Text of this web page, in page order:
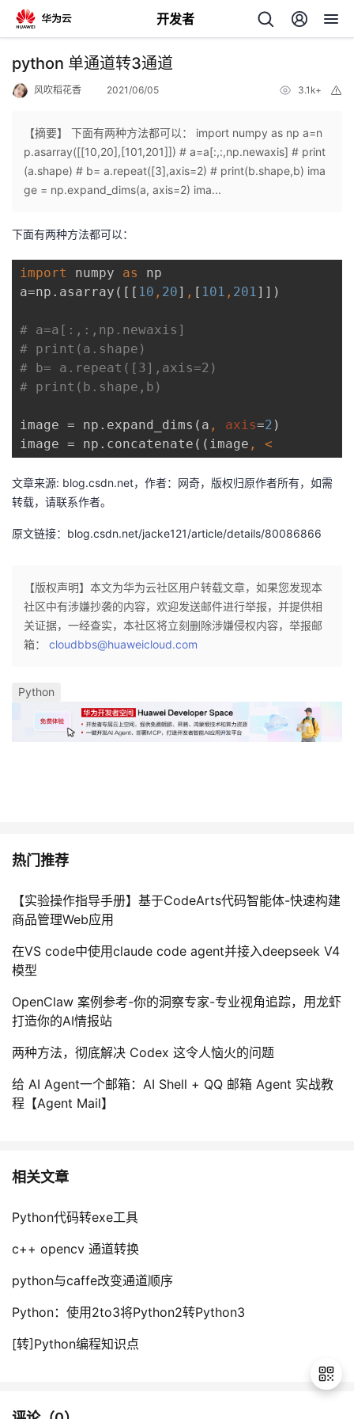
开发者
返
个
人
主
我
的
发
者
我
的
博
客
我
的
论
我
的
子
我
直
播
的
活
动
我
的
关
注
我
的
我
的
课
我
的
我
验
收
我
的
技
我
的
议
python 单通道转3通道
风吹稻花香 2021/06/05 3.1k+
【摘要】 下面有两种方法都可以： import numpy as np a=n
p.asarray([[10,20],[101,201]]) # a=a[:,:,np.newaxis] # print
(a.shape) # b= a.repeat([3],axis=2) # print(b.shape,b) ima
ge = np.expand_dims(a, axis=2) ima...
下面有两种方法都可以：
import numpy as np
a=np.asarray([[ 10 , 20] , [ 101 , 201]])
image = np.expand_dims(a , axis=2 )
image = np.concatenate((image , <
文章来源: blog.csdn.net，作者：网奇，版权归原作者所有，如需
转载，请联系作者。
原文链接：blog.csdn.net/jacke121/article/details/80086866
【版权声明】本文为华为云社区用户转载文章，如果您发现本
社区中有涉嫌抄袭的内容，欢迎发送邮件进行举报，并提供相
关证据，一经查实，本社区将立刻删除涉嫌侵权内容，举报邮
箱： cloudbbs@huaweicloud.com
Python
热门推荐
【实验操作指导手册】基于CodeArts代码智能体-快速构建
商品管理Web应用
在VS code中使用claude code agent并接入deepseek V4
模型
OpenClaw 案例参考-你的洞察专家-专业视角追踪，用龙虾
打造你的AI情报站
两种方法，彻底解决 Codex 这令人恼火的问题
给 AI Agent一个邮箱：AI Shell + QQ 邮箱 Agent 实战教
程【Agent Mail】
相关文章
Python代码转exe工具
c++ opencv 通道转换
python与caffe改变通道顺序
Python：使用2to3将Python2转Python3
[转]Python编程知识点